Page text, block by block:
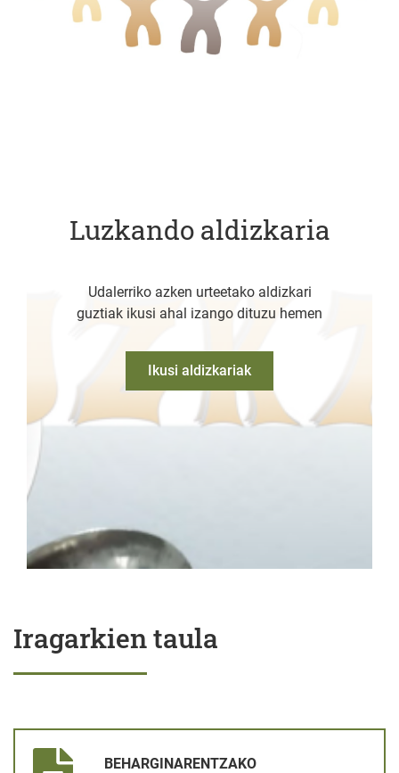
Luzkando aldizkaria
Udalerriko azken urteetako aldizkari
guztiak ikusi ahal izango dituzu hemen
Ikusi aldizkariak
Iragarkien taula
BEHARGINARENTZAKO